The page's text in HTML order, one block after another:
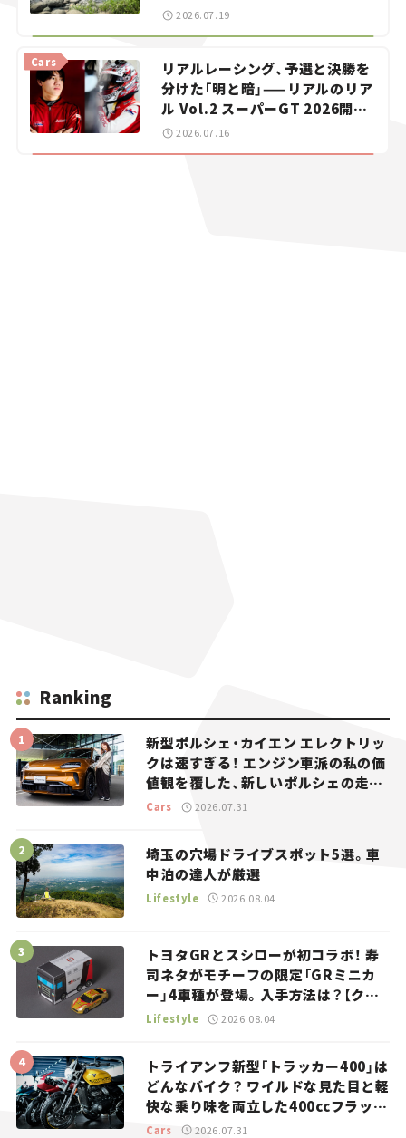
暑におすすめのスポットを紹介
2026.07.19
リアルレーシング、予選と決勝を
分けた「明と暗」——リアルのリア
ル Vol.2 スーパーGT 2026開幕
戦 岡山国際サーキット
Cars
2026.07.16
Ranking
新型ポルシェ・カイエン エレクトリッ
クは速すぎる！ エンジン車派の私の価
値観を覆した、新しいポルシェの走
り。
Cars 2026.07.31
埼玉の穴場ドライブスポット5選。車
中泊の達人が厳選
Lifestyle 2026.08.04
トヨタGRとスシローが初コラボ！ 寿
司ネタがモチーフの限定「GRミニカ
ー」4車種が登場。入手方法は？【クル
マとホビー】
Lifestyle 2026.08.04
トライアンフ新型「トラッカー400」は
どんなバイク？ ワイルドな見た目と軽
快な乗り味を両立した400ccフラット
トラッカー【試乗レビュー】
Cars 2026.07.31